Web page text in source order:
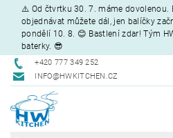
⚠️ Od čtvrtku 30. 7. máme dovolenou.
objednávat můžete dál, jen balíčky
pondělí 10. 8. 😊 Bastlení zdar! Tým
baterky. 😎
+420 777 349 252
INFO@HWKITCHEN.CZ